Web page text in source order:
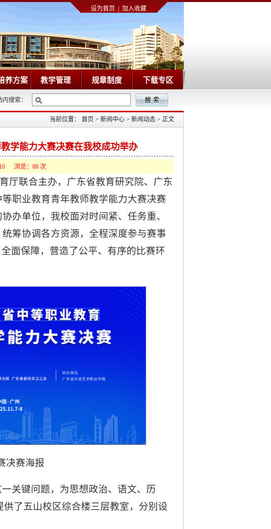
设为首页 加入收藏
养方案 教学管理 规章制度 下载专区
内搜索：
当前位置： 首页 > 新闻中心 > 新闻动态 > 正文
学能力大赛决赛在我校成功举办
浏览： 88次
厅联合主办，广东省教育研究院、广东
职业教育青年教师教学能力大赛决赛
办单位，我校面对时间紧、任务重、
筹协调各方资源，全程深度参与赛事
面保障，营造了公平、有序的比赛环
决赛海报
关键问题，为思想政治、语文、历
了五山校区综合楼三层教室，分别设